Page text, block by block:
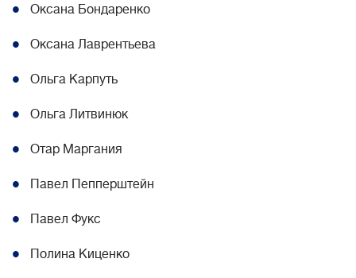
Оксана Бондаренко
Оксана Лаврентьева
Ольга Карпуть
Ольга Литвинюк
Отар Маргания
Павел Пепперштейн
Павел Фукс
Полина Киценко